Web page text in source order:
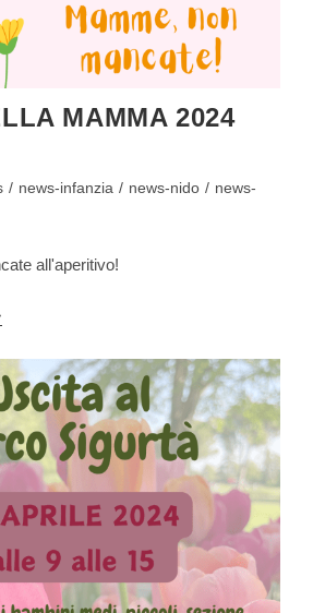
MAMMA 2024
/ news-infanzia / news-nido / news-
all'aperitivo!